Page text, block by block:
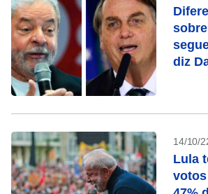
diz
14/10/
Lula